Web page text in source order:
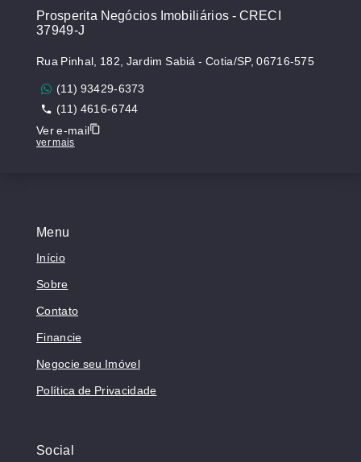
Menu
Início
Sobre
Contato
Financie
Negocie seu Imóvel
Política de Privacidade
Social
Prosperita Negócios Imobiliários - CRECI
37949-J
Rua Pinhal, 182, Jardim Sabiá - Cotia/SP, 06716-575
(11) 93429-6373
(11) 4616-6744
Ver e-mail
ver mais